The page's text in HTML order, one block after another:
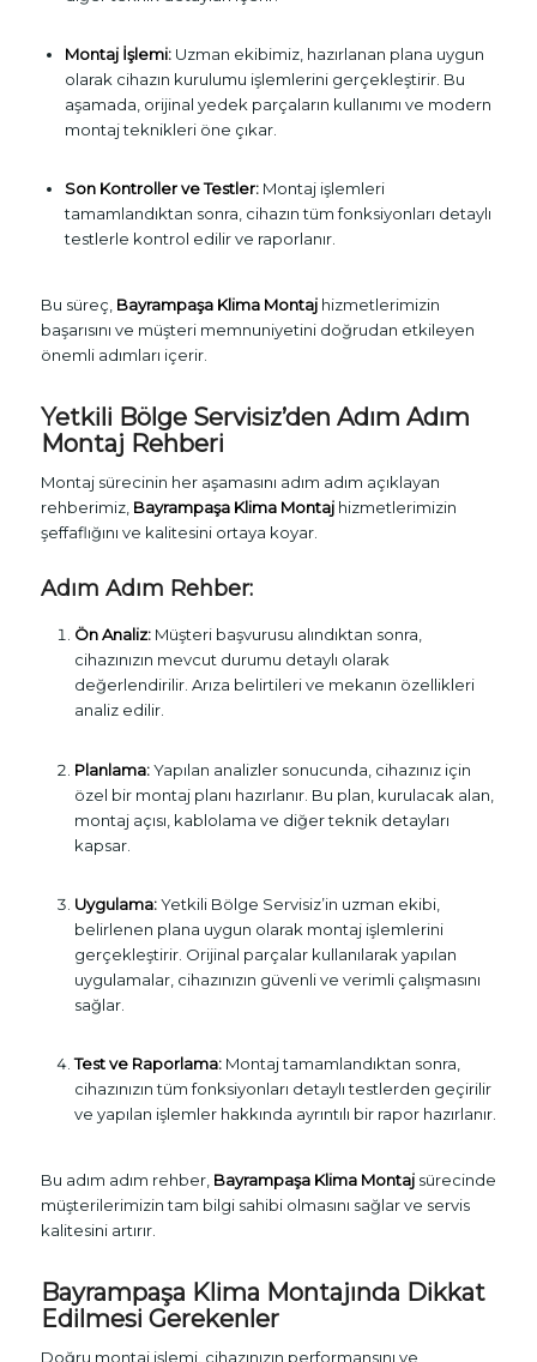
Montaj İşlemi:Uzman ekibimiz, hazırlanan plana uygun
olarak cihazın kurulumu işlemlerini gerçekleştirir. Bu
aşamada, orijinal yedek parçaların kullanımı ve modern
montaj teknikleri öne çıkar.
Son Kontroller ve Testler:Montaj işlemleri
tamamlandıktan sonra, cihazın tüm fonksiyonları detaylı
testlerle kontrol edilir ve raporlanır.
Bu süreç, Bayrampaşa Klima Montajhizmetlerimizin
başarısını ve müşteri memnuniyetini doğrudan etkileyen
önemli adımları içerir.
Yetkili Bölge Servisiz’den Adım Adım
Montaj Rehberi
Montaj sürecinin her aşamasını adım adım açıklayan
rehberimiz, Bayrampaşa Klima Montajhizmetlerimizin
şeffaflığını ve kalitesini ortaya koyar.
Adım Adım Rehber:
Ön Analiz:Müşteri başvurusu alındıktan sonra,
cihazınızın mevcut durumu detaylı olarak
değerlendirilir. Arıza belirtileri ve mekanın özellikleri
analiz edilir.
Planlama:Yapılan analizler sonucunda, cihazınız için
özel bir montaj planı hazırlanır. Bu plan, kurulacak alan,
montaj açısı, kablolama ve diğer teknik detayları
kapsar.
Uygulama:Yetkili Bölge Servisiz’in uzman ekibi,
belirlenen plana uygun olarak montaj işlemlerini
gerçekleştirir. Orijinal parçalar kullanılarak yapılan
uygulamalar, cihazınızın güvenli ve verimli çalışmasını
sağlar.
Test ve Raporlama:Montaj tamamlandıktan sonra,
cihazınızın tüm fonksiyonları detaylı testlerden geçirilir
ve yapılan işlemler hakkında ayrıntılı bir rapor hazırlanır.
Bu adım adım rehber, Bayrampaşa Klima Montajsürecinde
müşterilerimizin tam bilgi sahibi olmasını sağlar ve servis
kalitesini artırır.
Bayrampaşa Klima Montajında Dikkat
Edilmesi Gerekenler
Doğru montaj işlemi, cihazınızın performansını ve